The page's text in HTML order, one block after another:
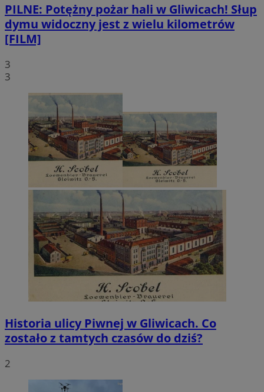
PILNE: Potężny pożar hali w Gliwicach! Słup
dymu widoczny jest z wielu kilometrów
[FILM]
3
3
Historia ulicy Piwnej w Gliwicach. Co
zostało z tamtych czasów do dziś?
2